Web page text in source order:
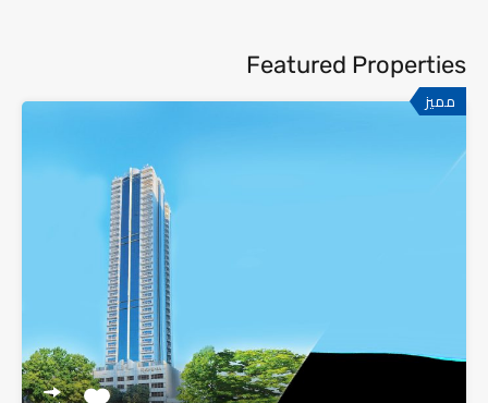
Featured Properties
مميز